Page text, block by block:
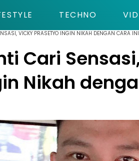
TECHNO
VICKY PRASETYO INGIN NIKAH DENGAN CARA INI
Cari
Nikah